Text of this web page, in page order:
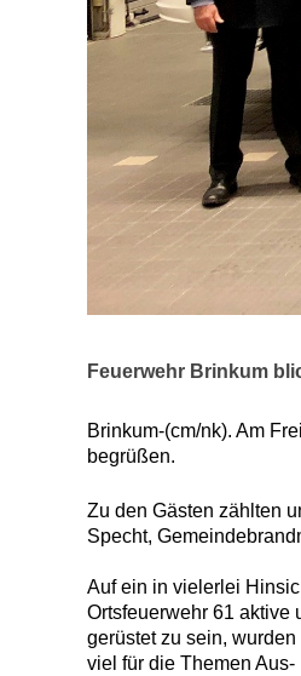
Feuerwehr Brinkum
Brinkum-(cm/nk). Am
begrüßen.
Zu den Gästen zählten
Specht,
Auf ein in vielerlei
Ortsfeuerwehr 61 aktive
gerüstet zu sein,
viel für die Themen